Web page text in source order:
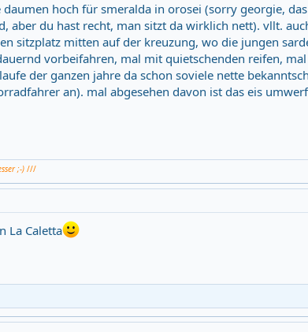
hoch für smeralda in orosei (sorry georgie,
aber du hast recht, man sitzt da wirklich nett). vllt.
sitzplatz mitten auf der kreuzung, wo die jungen
vorbeifahren, mal mit quietschenden reifen,
der ganzen jahre da schon soviele nette
an). mal abgesehen davon ist das eis
;-) ///
La Caletta